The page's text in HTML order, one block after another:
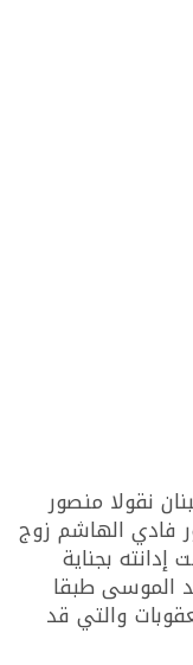
نقولا منصور
فادي الهاشم زوج
إدانته بجناية
الموسى طبقا
من قانون العقوبات والتي قد